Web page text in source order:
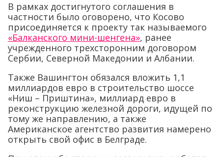
В рамках достигнутого соглашения в
частности было оговорено, что Косово
присоединяется к проекту так называемого
«Балканского мини-шенгена», ранее
учрежденного трехсторонним договором
Сербии, Северной Македонии и Албании.
Также Вашингтон обязался вложить 1,1
миллиардов евро в строительство шоссе
«Ниш – Приштина», миллиард евро в
реконструкцию железной дороги, идущей по
тому же направлению, а также
Американское агентство развития намерено
открыть свой офис в Белграде.